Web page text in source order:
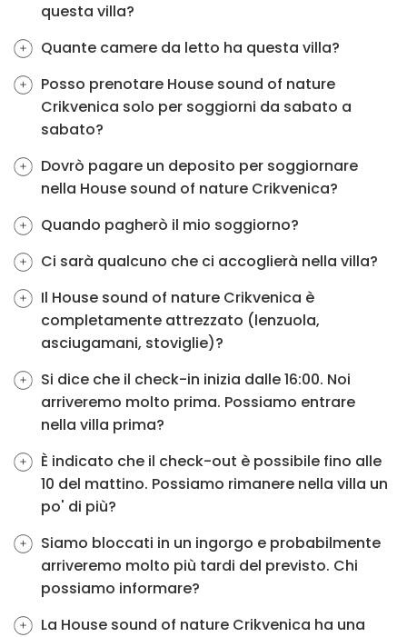
questa villa?
Quante camere da letto ha questa villa?
Posso prenotare House sound of nature
Crikvenica solo per soggiorni da sabato a
sabato?
Dovrò pagare un deposito per soggiornare
nella House sound of nature Crikvenica?
Quando pagherò il mio soggiorno?
Ci sarà qualcuno che ci accoglierà nella villa?
Il House sound of nature Crikvenica è
completamente attrezzato (lenzuola,
asciugamani, stoviglie)?
Si dice che il check-in inizia dalle 16:00. Noi
arriveremo molto prima. Possiamo entrare
nella villa prima?
È indicato che il check-out è possibile fino alle
10 del mattino. Possiamo rimanere nella villa un
po' di più?
Siamo bloccati in un ingorgo e probabilmente
arriveremo molto più tardi del previsto. Chi
possiamo informare?
La House sound of nature Crikvenica ha una